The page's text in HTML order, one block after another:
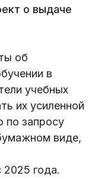
о выдаче
об
в
учебных
их усиленной
по запросу
виде,
2025 года.